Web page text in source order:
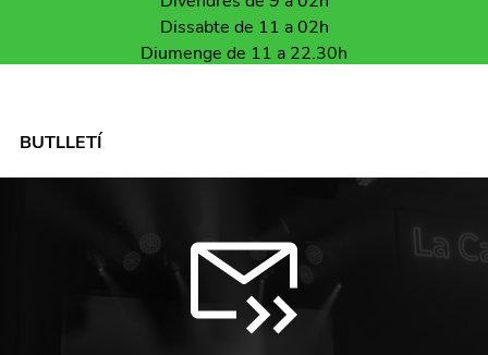
Dissabte de 11 a 02h
Diumenge de 11 a 22.30h
BUTLLETÍ